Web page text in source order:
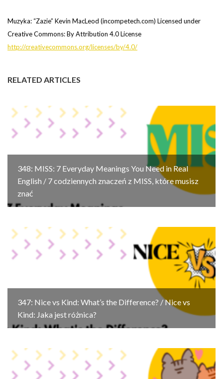
Muzyka: “Zazie” Kevin MacLeod (incompetech.com) Licensed under
Creative Commons: By Attribution 4.0 License
http://creativecommons.org/licenses/by/4.0/
RELATED ARTICLES
348: MISS: 7 Everyday Meanings You Need in Real
English / 7 codziennych znaczeń z MISS, które musisz
znać
347: Nice vs Kind: What’s the Difference? / Nice vs
Kind: Jaka jest różnica?